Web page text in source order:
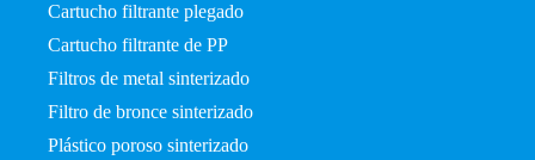
Cartucho filtrante plegado
Cartucho filtrante de PP
Filtros de metal sinterizado
Filtro de bronce sinterizado
Plástico poroso sinterizado